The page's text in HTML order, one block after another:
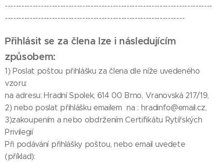
---------------------------------------------------------------------------
-----------------------------------------------------------------
Přihlásit se za člena lze i následujícím
způsobem:
1) Poslat poštou přihlášku za člena dle níže uvedeného
vzoru:
na adresu: Hradní Spolek, 614 00 Brno, Vranovská 217/19,
2) nebo poslat přihlášku emailem na : hradinfo@email.cz,
3)zakoupením a nebo obdržením Certifikátu Rytířských
Privilegií
Při podávání přihlášky poštou, nebo email uvedete
(příklad):